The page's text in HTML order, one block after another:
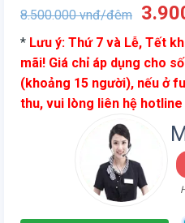
8.500.000vnđ/đêm
Giá
gốc
là:
vnđ/
đêm.
* Lưu ý: Thứ 7 và Lễ, Tết
mãi! Giá chỉ áp dụng cho
(khoảng 15 người), nếu ở
thu, vui lòng liên hệ